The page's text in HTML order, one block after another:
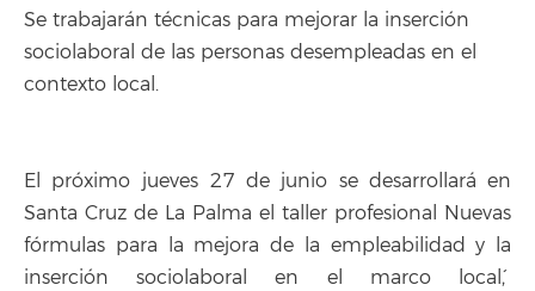
Se trabajarán técnicas para mejorar la inserción
sociolaboral de las personas desempleadas en el
contexto local.
El próximo jueves 27 de junio se desarrollará en
Santa Cruz de La Palma el taller profesional `Nuevas
fórmulas para la mejora de la empleabilidad y la
inserción sociolaboral en el marco local´,